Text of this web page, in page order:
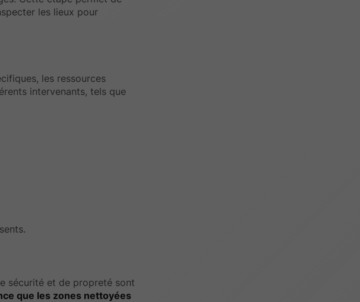
les lieux pour
les ressources
intervenants, tels que
sécurité et de propreté sont
que les zones nettoyées